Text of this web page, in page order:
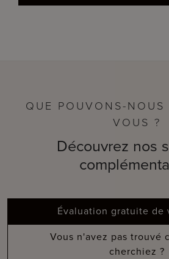
QUE POUVONS-NOUS
VOUS ?
Découvrez nos
Évaluation gratuite de
Vous n'avez pas trouvé
cherchiez ?